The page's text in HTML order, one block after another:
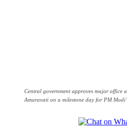
Central government approves major office
Amaravati on a milestone day for PM